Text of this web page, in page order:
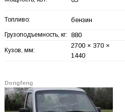
Топливо: бензин
Грузоподъемность, кг: 880
Кузов, мм:
2700 × 370 ×
1440
Dongfeng